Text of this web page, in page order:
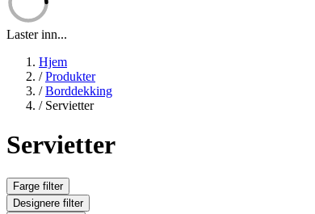
Laster inn...
Hjem
/ Produkter
/ Borddekking
/ Servietter
Servietter
Farge filter
Designere filter